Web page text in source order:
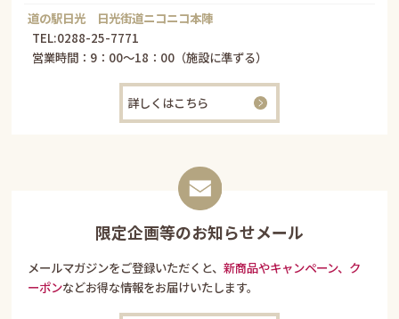
道の駅日光 日光街道ニコニコ本陣
TEL:0288-25-7771
営業時間：9：00～18：00（施設に準ずる）
詳しくはこちら
限定企画等のお知らせメール
メールマガジンをご登録いただくと、新商品やキャンペーン、ク
ーポンなどお得な情報をお届けいたします。